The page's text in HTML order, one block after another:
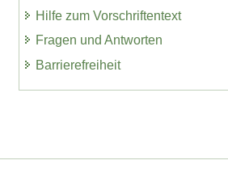
Hilfe zum Vorschriftentext
Fragen und Antworten
Barrierefreiheit